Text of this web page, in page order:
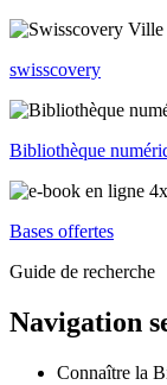
swisscovery
Bibliothèque
Bases offertes
Guide de recherche
Navigation
Connaître la